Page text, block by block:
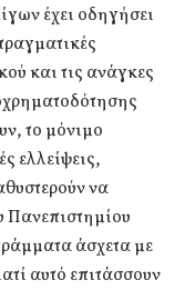
έχει οδηγήσει
και τις ανάγκες
το μόνιμο
ελλείψεις,
να
Πανεπιστημίου
άσχετα με
αυτό επιτάσσουν